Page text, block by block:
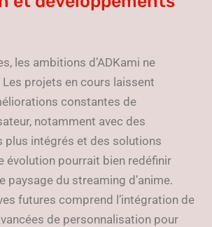
les ambitions d’ADKami ne
Les projets en cours laissent
constantes de
notamment avec des
plus intégrés et des solutions
évolution pourrait bien redéfinir
paysage du streaming d’anime.
futures comprend l’intégration de
de personnalisation pour